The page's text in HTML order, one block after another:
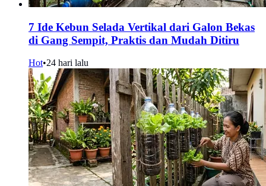
7 Ide Kebun Selada Vertikal dari Galon Bekas
di Gang Sempit, Praktis dan Mudah Ditiru
Hot•24 hari lalu